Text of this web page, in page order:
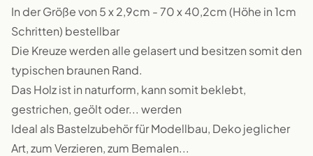
In der Größe von 5 x 2,9cm - 70 x 40,2cm (Höhe in 1cm
Schritten) bestellbar
Die Kreuze werden alle gelasert und besitzen somit den
typischen braunen Rand.
Das Holz ist in naturform, kann somit beklebt,
gestrichen, geölt oder... werden
Ideal als Bastelzubehör für Modellbau, Deko jeglicher
Art, zum Verzieren, zum Bemalen...